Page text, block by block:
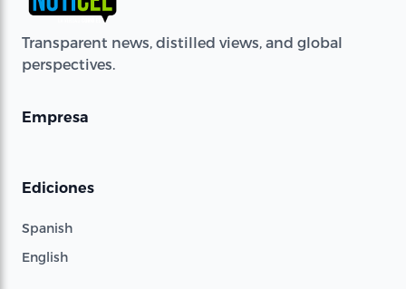
Transparent news, distilled views, and global
perspectives.
Empresa
Ediciones
Spanish
English